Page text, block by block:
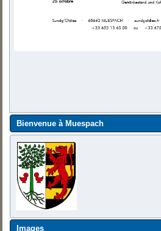
Bienvenue à Muespach
Images